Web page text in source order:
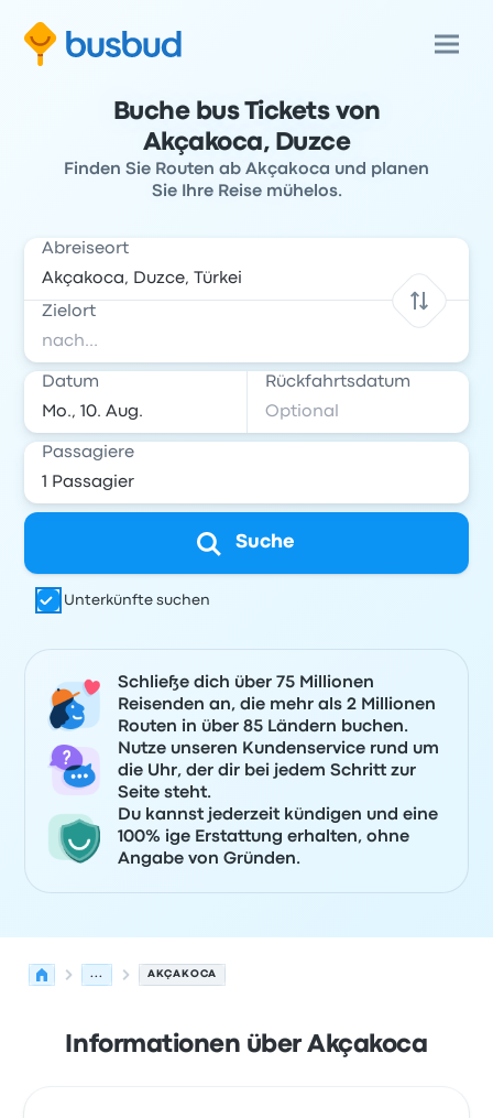
Buche bus Tickets von
Akçakoca, Duzce
Finden Sie Routen ab Akçakoca und planen
Sie Ihre Reise mühelos.
Abreiseort
Zielort
Datum Rückfahrtsdatum
Passagiere
Suche
Unterkünfte suchen
Schließe dich über 75 Millionen
Reisenden an, die mehr als 2 Millionen
Routen in über 85 Ländern buchen.
Nutze unseren Kundenservice rund um
die Uhr, der dir bei jedem Schritt zur
Seite steht.
Du kannst jederzeit kündigen und eine
100% ige Erstattung erhalten, ohne
Angabe von Gründen.
... AKÇAKOCA
Informationen über Akçakoca